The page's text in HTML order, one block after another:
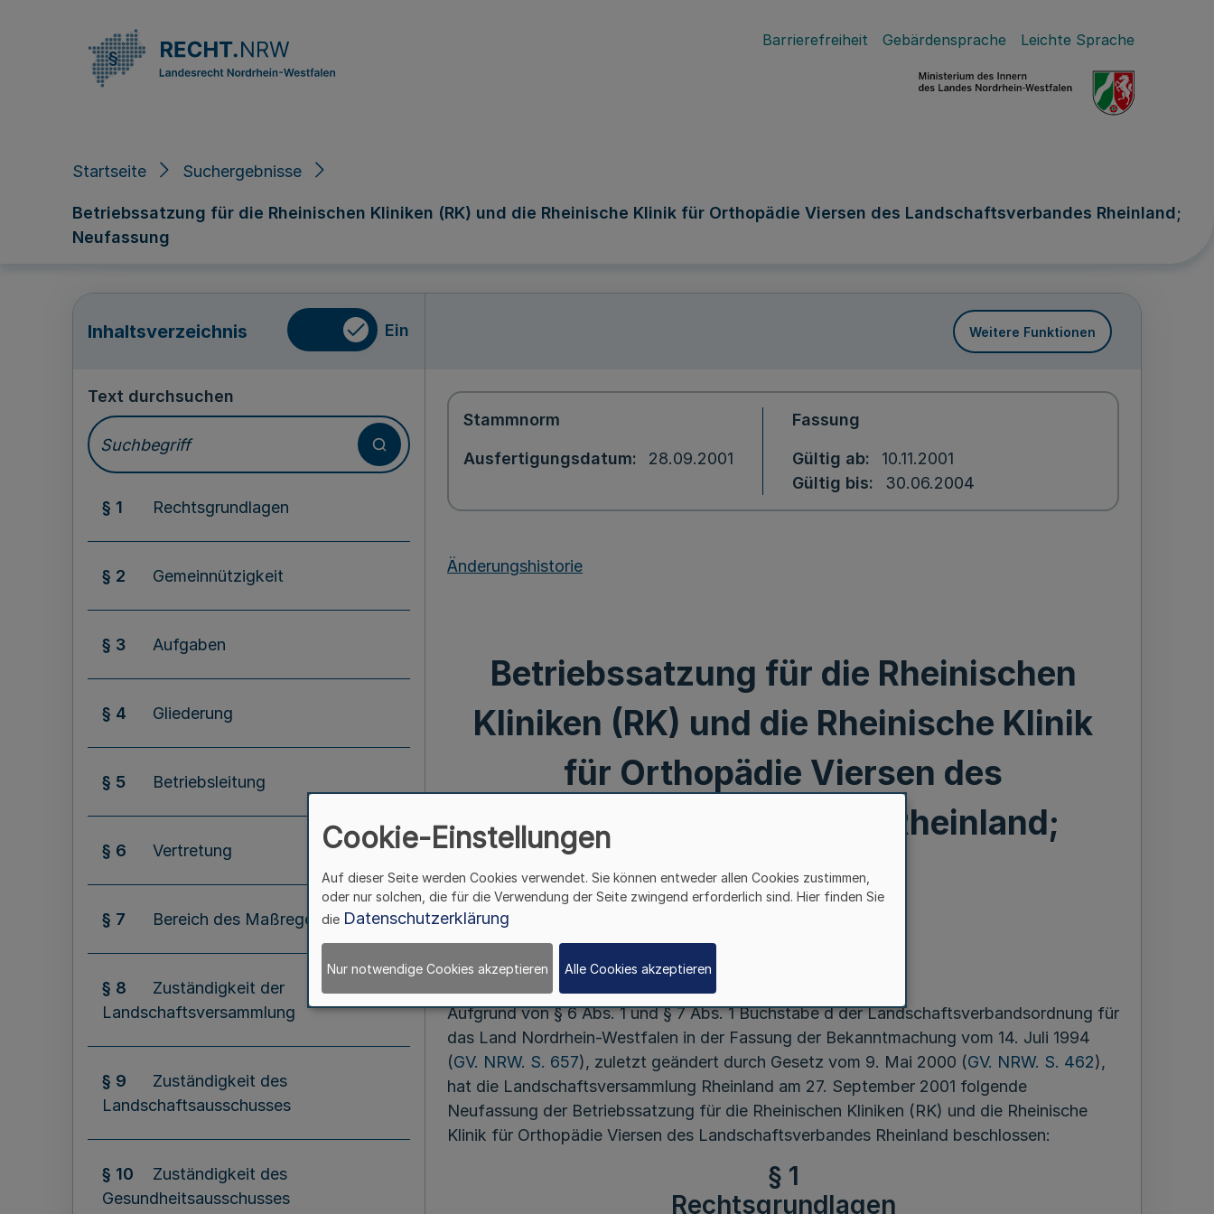
Barrierefreiheit Gebärdensprache Leichte Sprache
Startseite Suchergebnisse
Betriebssatzung für die Rheinischen Kliniken (RK) und die Rheinische Klinik für Orthopädie Viersen des Landschaftsverbandes Rheinland;
Neufassung
Inhaltsverzeichnis Ein Weitere Funktionen
Text durchsuchen
§ 1 Rechtsgrundlagen
§ 2 Gemeinnützigkeit
§ 3 Aufgaben
§ 4 Gliederung
§ 5 Betriebsleitung
§ 6 Vertretung
§ 7 Bereich des Maßregelvollzuges
§ 8
Zuständigkeit der
Landschaftsversammlung
§ 9
Zuständigkeit des
Landschaftsausschusses
§ 10
Zuständigkeit des
Gesundheitsausschusses
Stammnorm
Ausfertigungsdatum 28.09.2001
Fassung
Gültig ab
10.11.2001
Gültig bis
30.06.2004
Änderungshistorie
Betriebssatzung für die Rheinischen
Kliniken (RK) und die Rheinische Klinik
für Orthopädie Viersen des
Landschaftsverbandes Rheinland;
Neufassung
Vom 28. September 2001
Aufgrund von § 6 Abs. 1 und § 7 Abs. 1 Buchstabe d der Landschaftsverbandsordnung für
das Land Nordrhein-Westfalen in der Fassung der Bekanntmachung vom 14. Juli 1994
(GV. NRW. S. 657), zuletzt geändert durch Gesetz vom 9. Mai 2000 (GV. NRW. S. 462),
hat die Landschaftsversammlung Rheinland am 27. September 2001 folgende
Neufassung der Betriebssatzung für die Rheinischen Kliniken (RK) und die Rheinische
Klinik für Orthopädie Viersen des Landschaftsverbandes Rheinland beschlossen:
§ 1
Rechtsgrundlagen
Cookie-Einstellungen
Auf dieser Seite werden Cookies verwendet. Sie können entweder allen Cookies zustimmen,
oder nur solchen, die für die Verwendung der Seite zwingend erforderlich sind. Hier finden Sie
die Datenschutzerklärung
Nur notwendige Cookies akzeptieren Alle Cookies akzeptieren